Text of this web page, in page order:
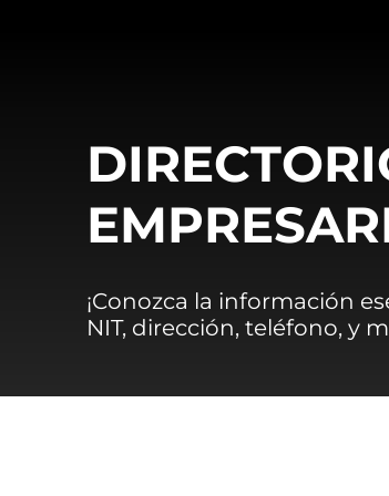
¡Conozca la información
NIT, dirección, teléfono, y